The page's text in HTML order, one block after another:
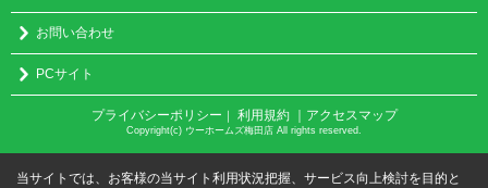
お問い合わせ
PCサイト
プライバシーポリシー ｜ 利用規約 ｜アクセスマップ
Copyright(c) ウーホームズ梅田店 All rights reserved.
当サイトでは、お客様の当サイト利用状況把握、サービス向上検討を目的と